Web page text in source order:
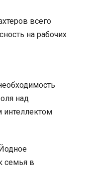
всего
на рабочих
над
интеллектом
семья в